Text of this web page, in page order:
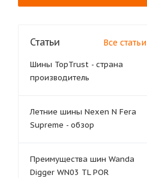
Статьи Все статьи
Шины TopTrust - страна
производитель
Летние шины Nexen N Fera
Supreme - обзор
Преимущества шин Wanda
Digger WN03 TL POR